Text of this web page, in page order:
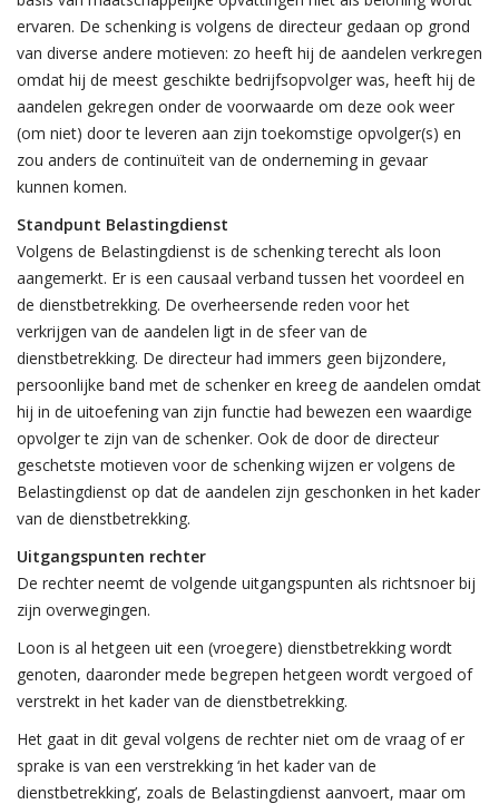
ervaren. De schenking is volgens de directeur gedaan op grond
van diverse andere motieven: zo heeft hij de aandelen verkregen
omdat hij de meest geschikte bedrijfsopvolger was, heeft hij de
aandelen gekregen onder de voorwaarde om deze ook weer
(om niet) door te leveren aan zijn toekomstige opvolger(s) en
zou anders de continuïteit van de onderneming in gevaar
kunnen komen.
Standpunt Belastingdienst
Volgens de Belastingdienst is de schenking terecht als loon
aangemerkt. Er is een causaal verband tussen het voordeel en
de dienstbetrekking. De overheersende reden voor het
verkrijgen van de aandelen ligt in de sfeer van de
dienstbetrekking. De directeur had immers geen bijzondere,
persoonlijke band met de schenker en kreeg de aandelen omdat
hij in de uitoefening van zijn functie had bewezen een waardige
opvolger te zijn van de schenker. Ook de door de directeur
geschetste motieven voor de schenking wijzen er volgens de
Belastingdienst op dat de aandelen zijn geschonken in het kader
van de dienstbetrekking.
Uitgangspunten rechter
De rechter neemt de volgende uitgangspunten als richtsnoer bij
zijn overwegingen.
Loon is al hetgeen uit een (vroegere) dienstbetrekking wordt
genoten, daaronder mede begrepen hetgeen wordt vergoed of
verstrekt in het kader van de dienstbetrekking.
Het gaat in dit geval volgens de rechter niet om de vraag of er
sprake is van een verstrekking ‘in het kader van de
dienstbetrekking’, zoals de Belastingdienst aanvoert, maar om